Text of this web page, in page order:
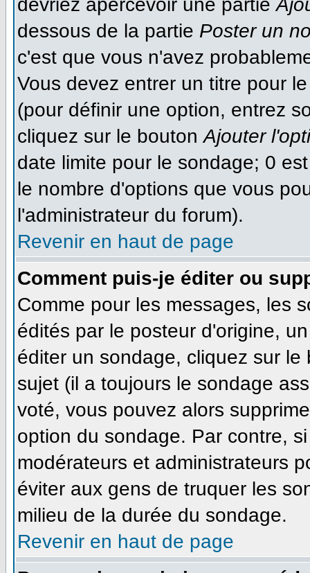
dessous de la partie Poster un
c'est que vous n'avez
Vous devez entrer un titre pour
(pour définir une option, entrez
cliquez sur le boutonAjouter
date limite pour le sondage; 0
le nombre d'options que vous
l'administrateur du forum).
Revenir en haut de page
Comment puis-je éditer ou
Comme pour les messages, les
édités par le posteur d'origine,
éditer un sondage, cliquez sur
sujet (il a toujours le sondage
voté, vous pouvez alors
option du sondage. Par contre,
modérateurs et administrateurs
éviter aux gens de truquer les
milieu de la durée du sondage.
Revenir en haut de page